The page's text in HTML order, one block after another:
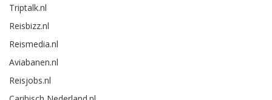
Triptalk.nl
Reisbizz.nl
Reismedia.nl
Aviabanen.nl
Reisjobs.nl